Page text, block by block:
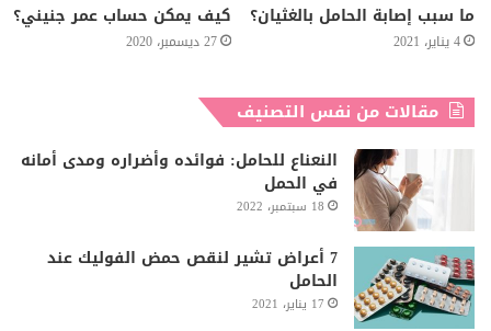
ما سبب إصابة الحامل بالغثيان؟
4 يناير، 2021
كيف يمكن حساب عمر جنيني؟
27 ديسمبر، 2020
مقالات من نفس التصنيف
النعناع للحامل: فوائده وأضراره ومدى أمانه
في الحمل
18 سبتمبر، 2022
7 أعراض تشير لنقص حمض الفوليك عند
الحامل
17 يناير، 2021